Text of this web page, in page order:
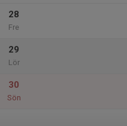
28
Fre
29
Lör
30
Sön